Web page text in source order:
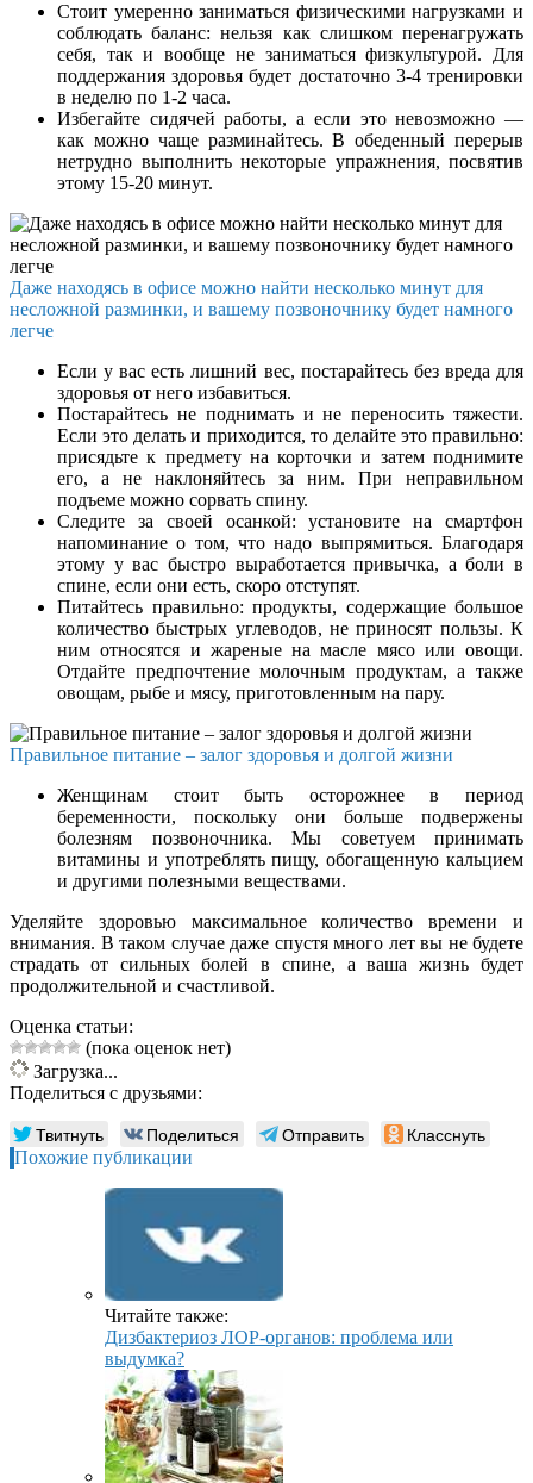
Стоит умеренно заниматься физическими нагрузками и
соблюдать баланс: нельзя как слишком перенагружать
себя, так и вообще не заниматься физкультурой. Для
поддержания здоровья будет достаточно 3-4 тренировки
в неделю по 1-2 часа.
Избегайте сидячей работы, а если это невозможно —
как можно чаще разминайтесь. В обеденный перерыв
нетрудно выполнить некоторые упражнения, посвятив
этому 15-20 минут.
Даже находясь в офисе можно найти несколько минут для
несложной разминки, и вашему позвоночнику будет намного
легче
Если у вас есть лишний вес, постарайтесь без вреда для
здоровья от него избавиться.
Постарайтесь не поднимать и не переносить тяжести.
Если это делать и приходится, то делайте это правильно:
присядьте к предмету на корточки и затем поднимите
его, а не наклоняйтесь за ним. При неправильном
подъеме можно сорвать спину.
Следите за своей осанкой: установите на смартфон
напоминание о том, что надо выпрямиться. Благодаря
этому у вас быстро выработается привычка, а боли в
спине, если они есть, скоро отступят.
Питайтесь правильно: продукты, содержащие большое
количество быстрых углеводов, не приносят пользы. К
ним относятся и жареные на масле мясо или овощи.
Отдайте предпочтение молочным продуктам, а также
овощам, рыбе и мясу, приготовленным на пару.
Правильное питание – залог здоровья и долгой жизни
Женщинам стоит быть осторожнее в период
беременности, поскольку они больше подвержены
болезням позвоночника. Мы советуем принимать
витамины и употреблять пищу, обогащенную кальцием
и другими полезными веществами.
Уделяйте здоровью максимальное количество времени и
внимания. В таком случае даже спустя много лет вы не будете
страдать от сильных болей в спине, а ваша жизнь будет
продолжительной и счастливой.
Оценка статьи:
(пока оценок нет)
Загрузка...
Поделиться с друзьями:
Твитнуть Поделиться Отправить Класснуть
Похожие публикации
Читайте также:
Дизбактериоз ЛОР-органов: проблема или
выдумка?